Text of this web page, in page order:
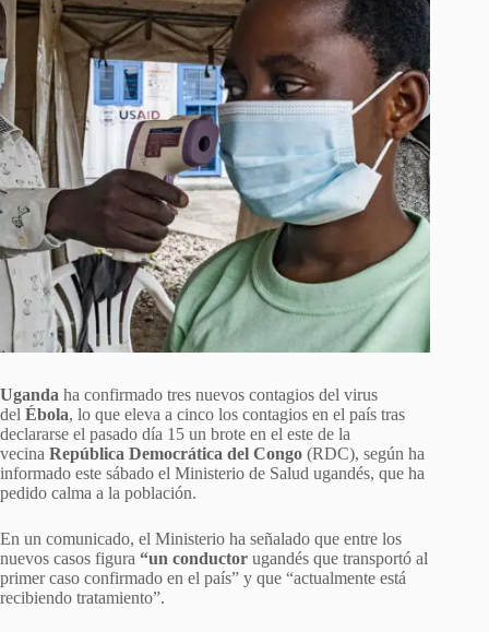
Uganda ha confirmado tres nuevos contagios del virus
del Ébola, lo que eleva a cinco los contagios en el país tras
declararse el pasado día 15 un brote en el este de la
vecina República Democrática del Congo (RDC), según ha
informado este sábado el Ministerio de Salud ugandés, que ha
pedido calma a la población.
En un comunicado, el Ministerio ha señalado que entre los
nuevos casos figura “un conductor ugandés que transportó al
primer caso confirmado en el país” y que “actualmente está
recibiendo tratamiento”.